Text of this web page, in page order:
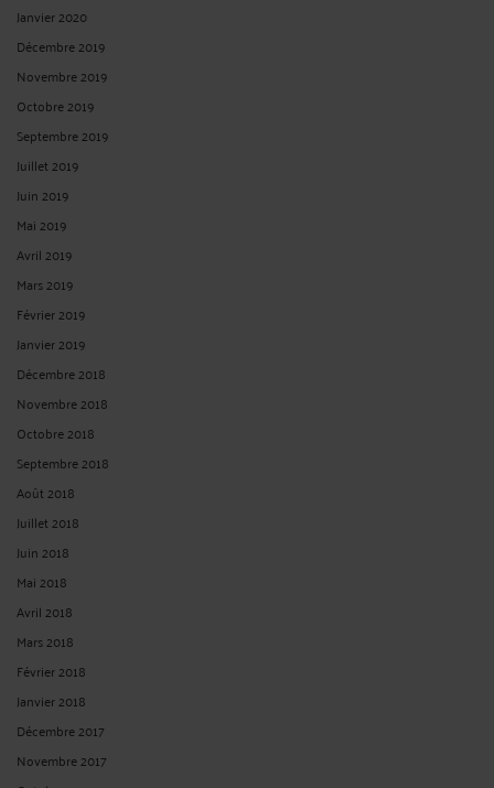
Janvier 2020
Décembre 2019
Novembre 2019
Octobre 2019
Septembre 2019
Juillet 2019
Juin 2019
Mai 2019
Avril 2019
Mars 2019
Février 2019
Janvier 2019
Décembre 2018
Novembre 2018
Octobre 2018
Septembre 2018
Août 2018
Juillet 2018
Juin 2018
Mai 2018
Avril 2018
Mars 2018
Février 2018
Janvier 2018
Décembre 2017
Novembre 2017